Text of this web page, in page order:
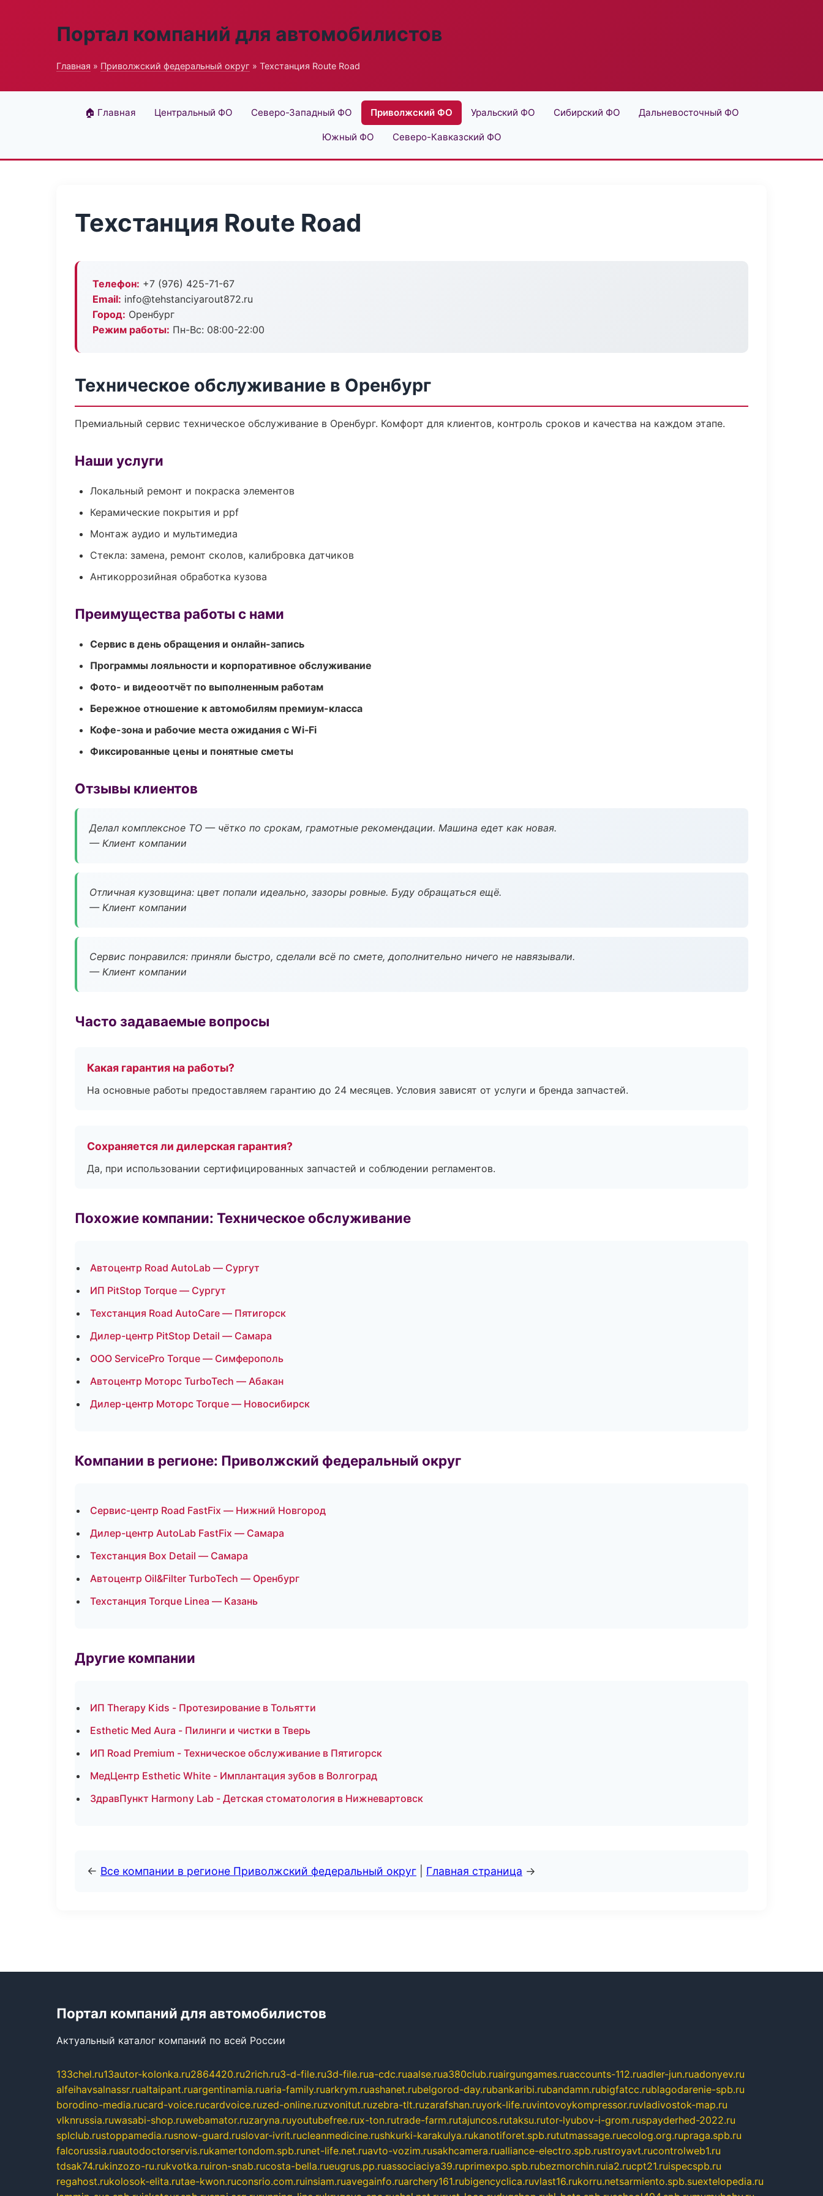
Портал компаний для автомобилистов
Главная » Приволжский федеральный округ » Техстанция Route Road
🏠 Главная Центральный ФО Северо-Западный ФО Приволжский ФО Уральский ФО Сибирский ФО Дальневосточный ФО
Южный ФО Северо-Кавказский ФО
Техстанция Route Road
Телефон: +7 (976) 425-71-67
Email: info@tehstanciyarout872.ru
Город: Оренбург
Режим работы: Пн-Вс: 08:00-22:00
Техническое обслуживание в Оренбург
Премиальный сервис техническое обслуживание в Оренбург. Комфорт для клиентов, контроль сроков и качества на каждом этапе.
Наши услуги
Локальный ремонт и покраска элементов
Керамические покрытия и ppf
Монтаж аудио и мультимедиа
Стекла: замена, ремонт сколов, калибровка датчиков
Антикоррозийная обработка кузова
Преимущества работы с нами
Сервис в день обращения и онлайн-запись
Программы лояльности и корпоративное обслуживание
Фото- и видеоотчёт по выполненным работам
Бережное отношение к автомобилям премиум-класса
Кофе-зона и рабочие места ожидания с Wi‑Fi
Фиксированные цены и понятные сметы
Отзывы клиентов
Делал комплексное ТО — чётко по срокам, грамотные рекомендации. Машина едет как новая.
— Клиент компании
Отличная кузовщина: цвет попали идеально, зазоры ровные. Буду обращаться ещё.
— Клиент компании
Сервис понравился: приняли быстро, сделали всё по смете, дополнительно ничего не навязывали.
— Клиент компании
Часто задаваемые вопросы
Какая гарантия на работы?
На основные работы предоставляем гарантию до 24 месяцев. Условия зависят от услуги и бренда запчастей.
Сохраняется ли дилерская гарантия?
Да, при использовании сертифицированных запчастей и соблюдении регламентов.
Похожие компании: Техническое обслуживание
Автоцентр Road AutoLab — Сургут
ИП PitStop Torque — Сургут
Техстанция Road AutoCare — Пятигорск
Дилер-центр PitStop Detail — Самара
ООО ServicePro Torque — Симферополь
Автоцентр Моторс TurboTech — Абакан
Дилер-центр Моторс Torque — Новосибирск
Компании в регионе: Приволжский федеральный округ
Сервис-центр Road FastFix — Нижний Новгород
Дилер-центр AutoLab FastFix — Самара
Техстанция Box Detail — Самара
Автоцентр Oil&Filter TurboTech — Оренбург
Техстанция Torque Linea — Казань
Другие компании
ИП Therapy Kids - Протезирование в Тольятти
Esthetic Med Aura - Пилинги и чистки в Тверь
ИП Road Premium - Техническое обслуживание в Пятигорск
МедЦентр Esthetic White - Имплантация зубов в Волгоград
ЗдравПункт Harmony Lab - Детская стоматология в Нижневартовск
← Все компании в регионе Приволжский федеральный округ Главная страница →
Портал компаний для автомобилистов
Актуальный каталог компаний по всей России
133chel.ru13autor-kolonka.ru2864420.ru2rich.ru3-d-file.ru3d-file.rua-cdc.ruaalse.rua380club.ruairgungames.ruaccounts-112.ruadler-jun.ruadonyev.ru
alfeihavsalnassr.rualtaipant.ruargentinamia.ruaria-family.ruarkrym.ruashanet.rubelgorod-day.rubankaribi.rubandamn.rubigfatcc.rublagodarenie-spb.ru
borodino-media.rucard-voice.rucardvoice.ruzed-online.ruzvonitut.ruzebra-tlt.ruzarafshan.ruyork-life.ruvintovoykompressor.ruvladivostok-map.ru
vlknrussia.ruwasabi-shop.ruwebamator.ruzaryna.ruyoutubefree.rux-ton.rutrade-farm.rutajuncos.rutaksu.rutor-lyubov-i-grom.ruspayderhed-2022.ru
splclub.rustoppamedia.rusnow-guard.ruslovar-ivrit.rucleanmedicine.rushkurki-karakulya.rukanotiforet.spb.rututmassage.ruecolog.org.rupraga.spb.ru
falcorussia.ruautodoctorservis.rukamertondom.spb.runet-life.net.ruavto-vozim.rusakhcamera.rualliance-electro.spb.rustroyavt.rucontrolweb1.ru
tdsak74.rukinzozo-ru.rukvotka.ruiron-snab.rucosta-bella.rueugrus.pp.ruassociaciya39.ruprimexpo.spb.rubezmorchin.ruia2.rucpt21.ruispecspb.ru
regahost.rukolosok-elita.rutae-kwon.ruconsrio.com.ruinsiam.ruavegainfo.ruarchery161.rubigencyclica.ruvlast16.rukorru.netsarmiento.spb.suextelopedia.ru